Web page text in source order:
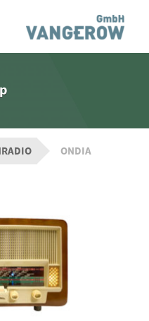
ONDIA